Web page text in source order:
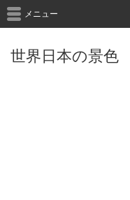
世界日本の景色
メニュー